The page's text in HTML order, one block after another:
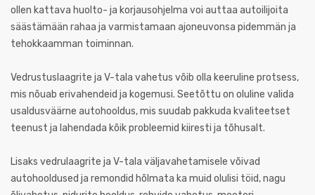
ollen kattava huolto- ja korjausohjelma voi auttaa autoilijoita
säästämään rahaa ja varmistamaan ajoneuvonsa pidemmän ja
tehokkaamman toiminnan.
Vedrustuslaagrite ja V-tala vahetus võib olla keeruline protsess,
mis nõuab erivahendeid ja kogemusi. Seetõttu on oluline valida
usaldusväärne autohooldus, mis suudab pakkuda kvaliteetset
teenust ja lahendada kõik probleemid kiiresti ja tõhusalt.
Lisaks vedrulaagrite ja V-tala väljavahetamisele võivad
autohooldused ja remondid hõlmata ka muid olulisi töid, nagu